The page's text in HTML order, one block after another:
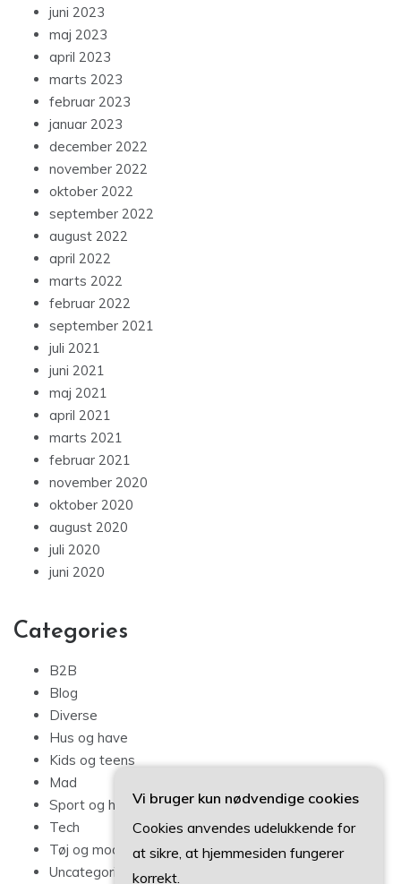
juni 2023
maj 2023
april 2023
marts 2023
februar 2023
januar 2023
december 2022
november 2022
oktober 2022
september 2022
august 2022
april 2022
marts 2022
februar 2022
september 2021
juli 2021
juni 2021
maj 2021
april 2021
marts 2021
februar 2021
november 2020
oktober 2020
august 2020
juli 2020
juni 2020
Categories
B2B
Blog
Diverse
Hus og have
Kids og teens
Mad
Sport og hobby
Tech
Tøj og mode
Uncategorized
Vi bruger kun nødvendige cookies
Cookies anvendes udelukkende for
at sikre, at hjemmesiden fungerer
korrekt.